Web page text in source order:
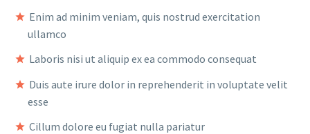
Enim ad minim veniam, quis nostrud exercitation
ullamco
Laboris nisi ut aliquip ex ea commodo consequat
Duis aute irure dolor in reprehenderit in voluptate velit
esse
Cillum dolore eu fugiat nulla pariatur